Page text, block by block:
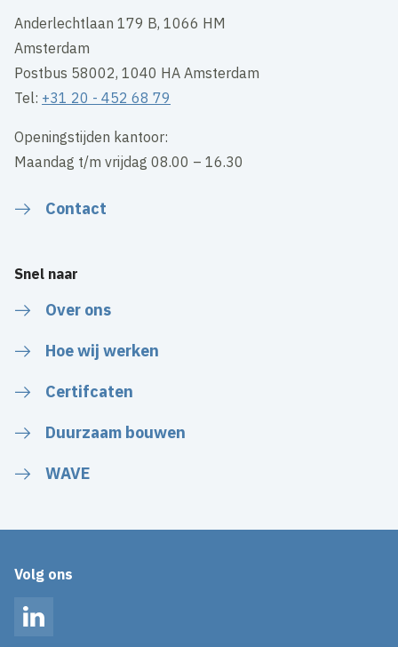
Anderlechtlaan 179 B, 1066 HM
Amsterdam
Postbus 58002, 1040 HA Amsterdam
Tel: +31 20 - 452 68 79
Openingstijden kantoor:
Maandag t/m vrijdag 08.00 – 16.30
Contact
Snel naar
Over ons
Hoe wij werken
Certifcaten
Duurzaam bouwen
WAVE
Volg ons
LinkedIn